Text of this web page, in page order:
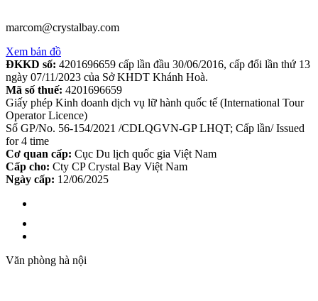
marcom@crystalbay.com
Xem bản đồ
ĐKKD số: 4201696659 cấp lần đầu 30/06/2016, cấp đổi lần thứ 13
ngày 07/11/2023 của Sở KHDT Khánh Hoà.
Mã số thuế: 4201696659
Giấy phép Kinh doanh dịch vụ lữ hành quốc tế (International Tour
Operator Licence)
Số GP/No. 56-154/2021 /CDLQGVN-GP LHQT; Cấp lần/ Issued
for 4 time
Cơ quan cấp: Cục Du lịch quốc gia Việt Nam
Cấp cho: Cty CP Crystal Bay Việt Nam
Ngày cấp: 12/06/2025
Văn phòng hà nội